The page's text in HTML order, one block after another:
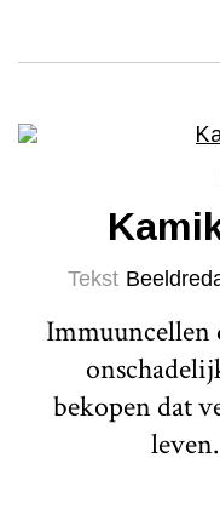
Tekst
Immuuncellen
bekopen dat
leven.